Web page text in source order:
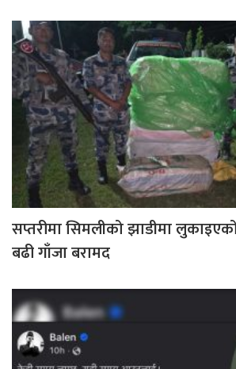
सप्तरीमा सिमलीको झाडीमा
बढी गाँजा बरामद